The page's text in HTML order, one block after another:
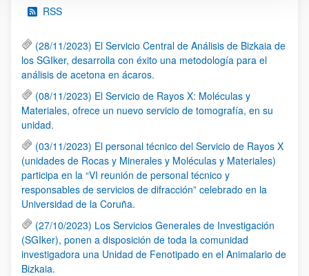
RSS
(28/11/2023) El Servicio Central de Análisis de Bizkaia de
los SGIker, desarrolla con éxito una metodología para el
análisis de acetona en ácaros.
(08/11/2023) El Servicio de Rayos X: Moléculas y
Materiales, ofrece un nuevo servicio de tomografía, en su
unidad.
(03/11/2023) El personal técnico del Servicio de Rayos X
(unidades de Rocas y Minerales y Moléculas y Materiales)
participa en la “VI reunión de personal técnico y
responsables de servicios de difracción” celebrado en la
Universidad de la Coruña.
(27/10/2023) Los Servicios Generales de Investigación
(SGIker), ponen a disposición de toda la comunidad
investigadora una Unidad de Fenotipado en el Animalario de
Bizkaia.